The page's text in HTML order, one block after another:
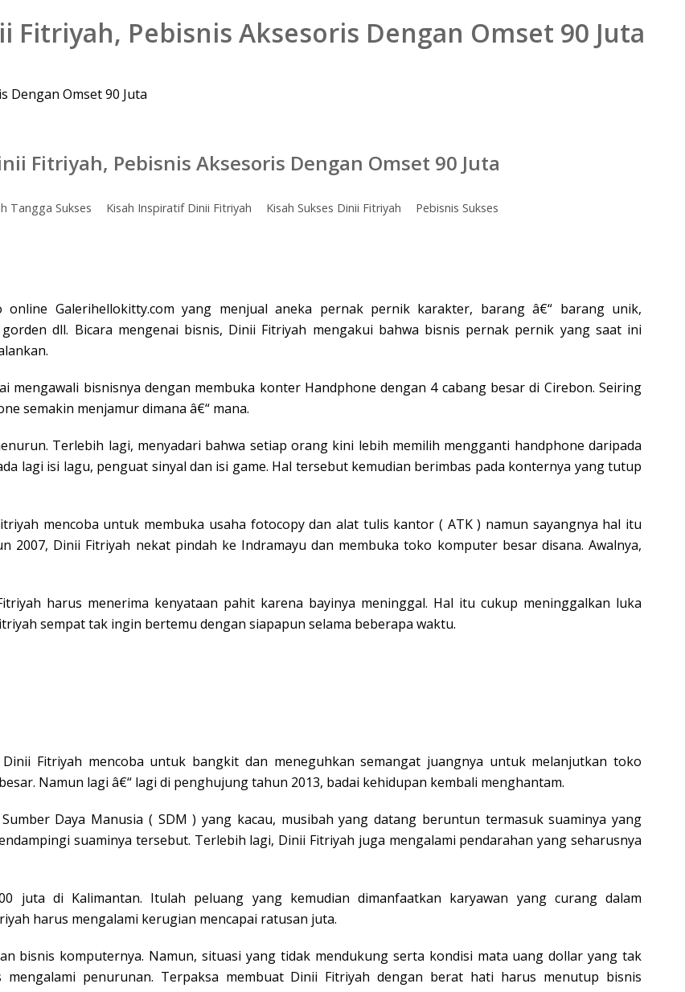
Fitriyah, Pebisnis Aksesoris Dengan Omset 90 Juta
Dengan Omset 90 Juta
Fitriyah, Pebisnis Aksesoris Dengan Omset 90 Juta
Tangga Sukses Kisah Inspiratif Dinii Fitriyah Kisah Sukses Dinii Fitriyah Pebisnis Sukses
Galerihellokitty.com yang menjual aneka pernak pernik karakter, barang â€“ barang unik,
dll. Bicara mengenai bisnis, Dinii Fitriyah mengakui bahwa bisnis pernak pernik yang saat ini
mengawali bisnisnya dengan membuka konter Handphone dengan 4 cabang besar di Cirebon. Seiring
semakin menjamur dimana â€“ mana.
Terlebih lagi, menyadari bahwa setiap orang kini lebih memilih mengganti handphone daripada
lagi isi lagu, penguat sinyal dan isi game. Hal tersebut kemudian berimbas pada konternya yang tutup
mencoba untuk membuka usaha fotocopy dan alat tulis kantor ( ATK ) namun sayangnya hal itu
2007, Dinii Fitriyah nekat pindah ke Indramayu dan membuka toko komputer besar disana. Awalnya,
harus menerima kenyataan pahit karena bayinya meninggal. Hal itu cukup meninggalkan luka
sempat tak ingin bertemu dengan siapapun selama beberapa waktu.
Fitriyah mencoba untuk bangkit dan meneguhkan semangat juangnya untuk melanjutkan toko
Namun lagi â€“ lagi di penghujung tahun 2013, badai kehidupan kembali menghantam.
Daya Manusia ( SDM ) yang kacau, musibah yang datang beruntun termasuk suaminya yang
suaminya tersebut. Terlebih lagi, Dinii Fitriyah juga mengalami pendarahan yang seharusnya
juta di Kalimantan. Itulah peluang yang kemudian dimanfaatkan karyawan yang curang dalam
harus mengalami kerugian mencapai ratusan juta.
bisnis komputernya. Namun, situasi yang tidak mendukung serta kondisi mata uang dollar yang tak
penurunan. Terpaksa membuat Dinii Fitriyah dengan berat hati harus menutup bisnis